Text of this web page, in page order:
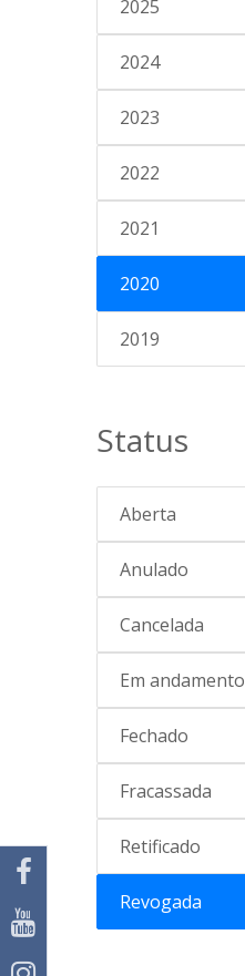
2025
2024
2023
2022
2021
2020
2019
Status
Aberta
Anulado
Cancelada
Em andamento
Fechado
Fracassada
Retificado
Revogada